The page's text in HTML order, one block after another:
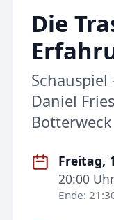
Die
Daniel
Botterweck
Freitag,
20:00 Uhr
Ende: